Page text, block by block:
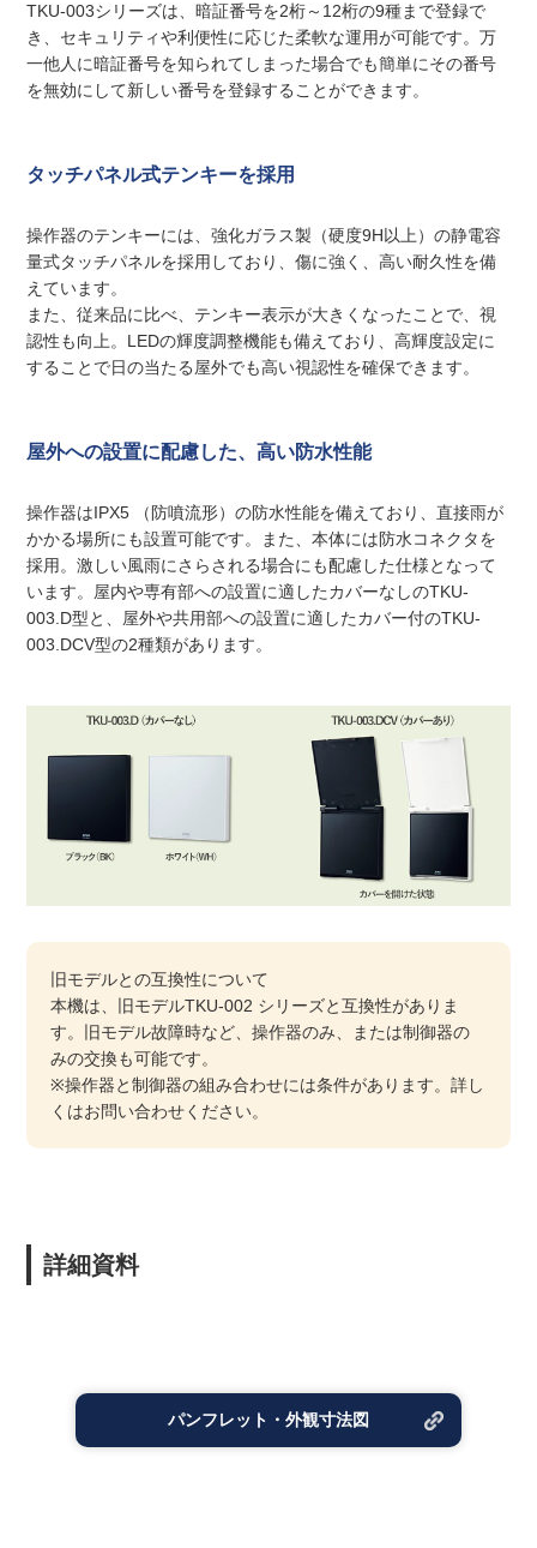
TKU-003シリーズは、暗証番号を2桁～12桁の9種まで登録で
き、セキュリティや利便性に応じた柔軟な運用が可能です。万
一他人に暗証番号を知られてしまった場合でも簡単にその番号
を無効にして新しい番号を登録することができます。
タッチパネル式テンキーを採用
操作器のテンキーには、強化ガラス製（硬度9H以上）の静電容
量式タッチパネルを採用しており、傷に強く、高い耐久性を備
えています。
また、従来品に比べ、テンキー表示が大きくなったことで、視
認性も向上。LEDの輝度調整機能も備えており、高輝度設定に
することで日の当たる屋外でも高い視認性を確保できます。
屋外への設置に配慮した、高い防水性能
操作器はIPX5 （防噴流形）の防水性能を備えており、直接雨が
かかる場所にも設置可能です。また、本体には防水コネクタを
採用。激しい風雨にさらされる場合にも配慮した仕様となって
います。屋内や専有部への設置に適したカバーなしのTKU-
003.D型と、屋外や共用部への設置に適したカバー付のTKU-
003.DCV型の2種類があります。
旧モデルとの互換性について
本機は、旧モデルTKU-002 シリーズと互換性がありま
す。旧モデル故障時など、操作器のみ、または制御器の
みの交換も可能です。
※操作器と制御器の組み合わせには条件があります。詳し
くはお問い合わせください。
詳細資料
パンフレット・外観寸法図